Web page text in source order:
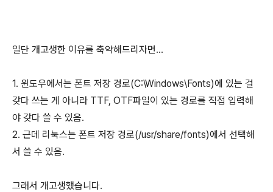
일단 개고생한 이유를 축약해드리자면...
1. 윈도우에서는 폰트 저장 경로(C:\Windows\Fonts)에 있는 걸
갖다 쓰는 게 아니라 TTF, OTF파일이 있는 경로를 직접 입력해
야 갖다 쓸 수 있음.
2. 근데 리눅스는 폰트 저장 경로(/usr/share/fonts)에서 선택해
서 쓸 수 있음.
그래서 개고생했습니다.